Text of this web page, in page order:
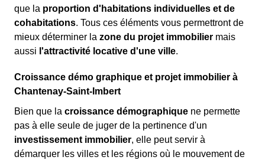
que la proportion d'habitations individuelles et de
cohabitations. Tous ces éléments vous permettront de
mieux déterminer la zone du projet immobilier mais
aussi l'attractivité locative d'une ville.
Croissance démo graphique et projet immobilier à
Chantenay-Saint-Imbert
Bien que la croissance démographique ne permette
pas à elle seule de juger de la pertinence d'un
investissement immobilier, elle peut servir à
démarquer les villes et les régions où le mouvement de